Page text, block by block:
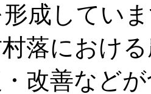
成してい
落におけ
改善など